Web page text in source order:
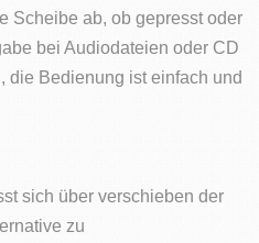
Scheibe ab, ob gepresst oder
bei Audiodateien oder CD
die Bedienung ist einfach und
sich über verschieben der
zu